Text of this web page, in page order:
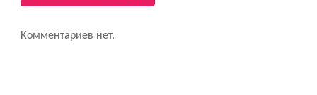
Комментариев нет.